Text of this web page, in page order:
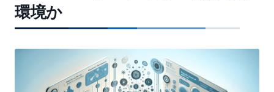
環境か